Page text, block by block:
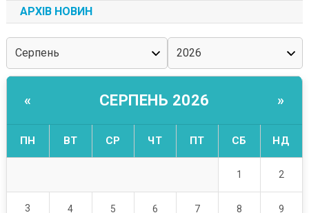
АРХІВ НОВИН
« СЕРПЕНЬ 2026 »
ПН ВТ СР ЧТ ПТ СБ НД
1 2
3 4 5 6 7 8 9